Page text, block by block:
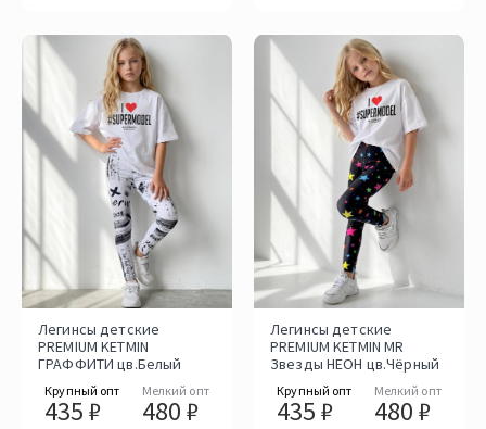
Легинсы детские
PREMIUM KETMIN
ГРАФФИТИ цв.Белый
Крупный опт
435 ₽
Мелкий опт
480 ₽
Легинсы детские
PREMIUM KETMIN MR
Звезды НЕОН цв.Чёрный
Крупный опт
435 ₽
Мелкий опт
480 ₽